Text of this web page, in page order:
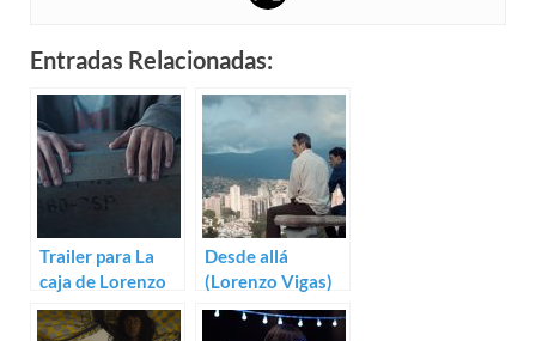
Entradas Relacionadas:
Trailer para La
caja de Lorenzo
Vigas
Desde allá
(Lorenzo Vigas)